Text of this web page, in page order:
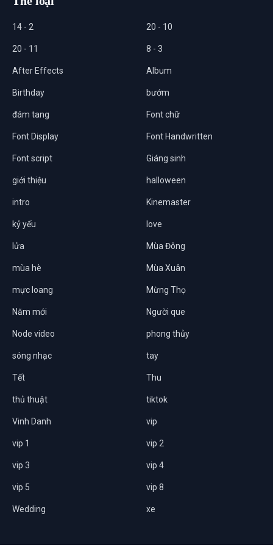
14 - 2 20 - 10
20 - 11 8 - 3
After Effects Album
Birthday bướm
đám tang Font chữ
Font Display Font Handwritten
Font script Giáng sinh
giới thiệu halloween
intro Kinemaster
kỷ yếu love
lửa Mùa Đông
mùa hè Mùa Xuân
mực loang Mừng Thọ
Năm mới Người que
Node video phong thủy
sóng nhạc tay
Tết Thu
thủ thuật tiktok
Vinh Danh vip
vip 1 vip 2
vip 3 vip 4
vip 5 vip 8
Wedding xe